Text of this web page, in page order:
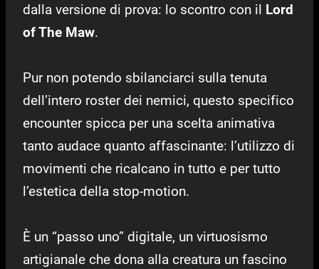
dalla versione di prova: lo scontro con il Lord
of The Maw.
Pur non potendo sbilanciarci sulla tenuta
dell’intero roster dei nemici, questo specifico
encounter spicca per una scelta animativa
tanto audace quanto affascinante: l’utilizzo di
movimenti che ricalcano in tutto e per tutto
l’estetica della stop-motion.
È un “passo uno” digitale, un virtuosismo
artigianale che dona alla creatura un fascino